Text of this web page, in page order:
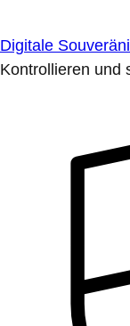
Digitale
Kontrollieren und